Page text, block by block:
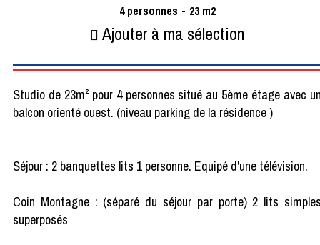
4 personnes 23 m2
Ajouter à ma sélection
Studio de 23m² pour 4 personnes situé au 5ème étage avec
balcon orienté ouest. (niveau parking de la résidence )
Séjour : 2 banquettes lits 1 personne. Equipé d'une télévision.
Coin Montagne : (séparé du séjour par porte) 2 lits
superposés